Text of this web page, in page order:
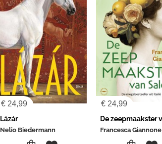
€ 24,99
Lázár
Nelio Biedermann
€24,99
Francesca Giannone